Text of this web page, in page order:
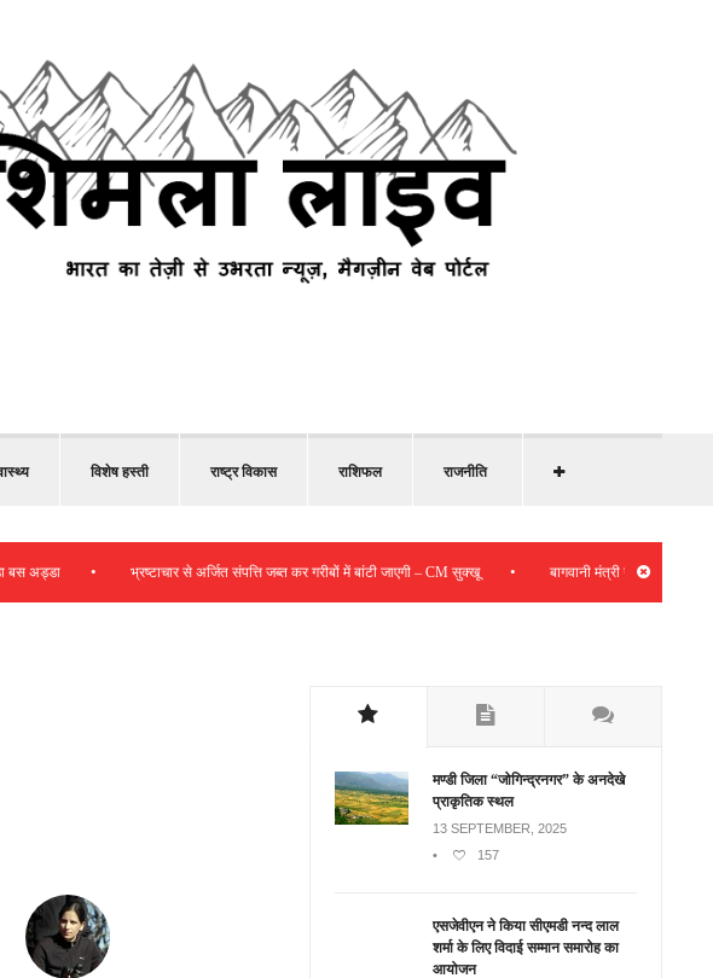
विशेष हस्ती राष्ट्र विकास राशिफल राजनीति
• भ्रष्टाचार से अर्जित संपत्ति जब्त कर गरीबों में बांटी जाएगी – CM सुक्खू • बागवानी मंत्री ने एचपी शिवा
मण्डी जिला “जोगिन्द्रनगर” के अनदेखे
प्राकृतिक स्थल
13 SEPTEMBER, 2025
•
157
एसजेवीएन ने किया सीएमडी नन्‍द लाल
शर्मा के लिए विदाई सम्मान समारोह का
आयोजन